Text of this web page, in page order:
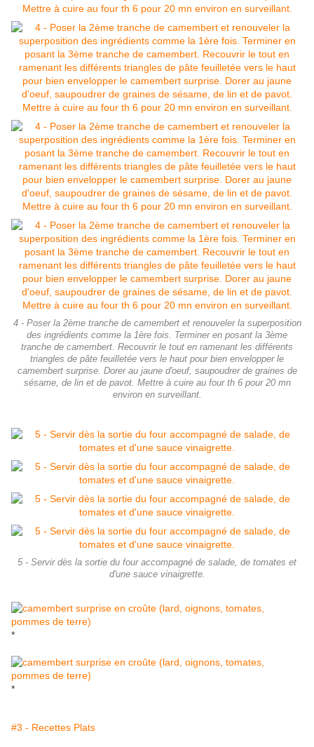
4 - Poser la 2ème tranche de camembert et renouveler la superposition
des ingrédients comme la 1ère fois. Terminer en posant la 3ème
tranche de camembert. Recouvrir le tout en ramenant les différents
triangles de pâte feuilletée vers le haut pour bien envelopper le
camembert surprise. Dorer au jaune d'oeuf, saupoudrer de graines de
sésame, de lin et de pavot. Mettre à cuire au four th 6 pour 20 mn
environ en surveillant.
5 - Servir dès la sortie du four accompagné de salade, de tomates et
d'une sauce vinaigrette.
*
*
#3 - Recettes Plats